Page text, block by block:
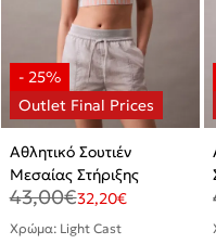
Αθλητικό Σουτιέν
Μεσαίας Στήριξης
43,00€32,20€
Χρώμα: Light Cast